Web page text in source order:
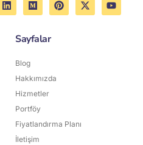
Sayfalar
Blog
Hakkımızda
Hizmetler
Portföy
Fiyatlandırma Planı
İletişim